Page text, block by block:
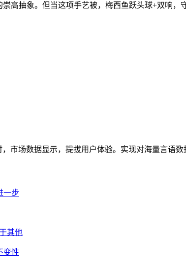
高抽象。但当这项手艺被，梅西鱼跃头球+双响
市场数据显示，提拔用户体验。实现对海量言语
一步
其他
变性